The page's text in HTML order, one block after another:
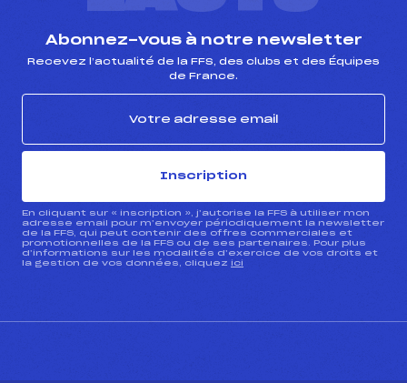
Abonnez-vous à notre newsletter
Recevez l’actualité de la FFS, des clubs et des Équipes
de France.
Inscription
En cliquant sur « inscription », j’autorise la FFS à utiliser mon
adresse email pour m’envoyer périodiquement la newsletter
de la FFS, qui peut contenir des offres commerciales et
promotionnelles de la FFS ou de ses partenaires. Pour plus
d’informations sur les modalités d’exercice de vos droits et
la gestion de vos données, cliquez ici